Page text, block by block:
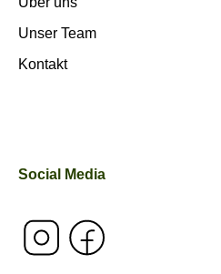
Unser Team
Kontakt
Social Media